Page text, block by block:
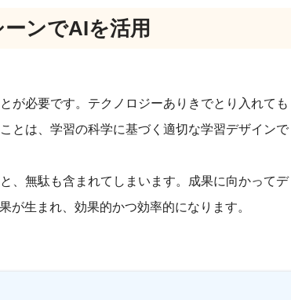
ンでAIを活用
が必要です。テクノロジーありきでとり入れても
とは、学習の科学に基づく適切な学習デザインで
、無駄も含まれてしまいます。成果に向かってデ
が生まれ、効果的かつ効率的になります。